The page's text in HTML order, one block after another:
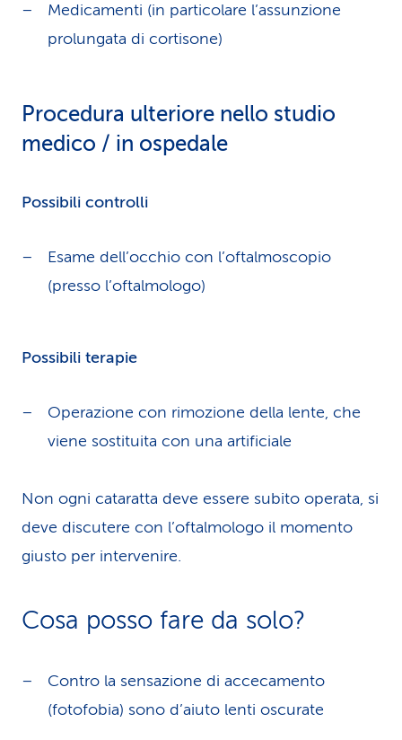
Medicamenti (in particolare l’assunzione
prolungata di cortisone)
Procedura ulteriore nello studio
medico / in ospedale
Possibili controlli
Esame dell’occhio con l’oftalmoscopio
(presso l’oftalmologo)
Possibili terapie
Operazione con rimozione della lente, che
viene sostituita con una artificiale
Non ogni cataratta deve essere subito operata, si
deve discutere con l’oftalmologo il momento
giusto per intervenire.
Cosa posso fare da solo?
Contro la sensazione di accecamento
(fotofobia) sono d’aiuto lenti oscurate